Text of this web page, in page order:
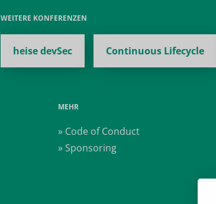
WEITERE KONFERENZEN
heise devSec Continuous Lifecycle
MEHR
» Code of Conduct
» Sponsoring